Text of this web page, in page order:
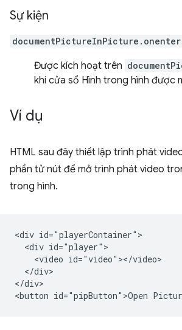
Sự kiện
documentPictureInPicture.onenter
Được kích hoạt trên
khi cửa sổ Hình trong hình được
Ví dụ
HTML sau đây thiết lập trình phát
phần tử nút để mở trình phát video
trong hình.
<div id="playerContainer">
  <div id="player">
    <video id="video"></video>
  </div>
</div>